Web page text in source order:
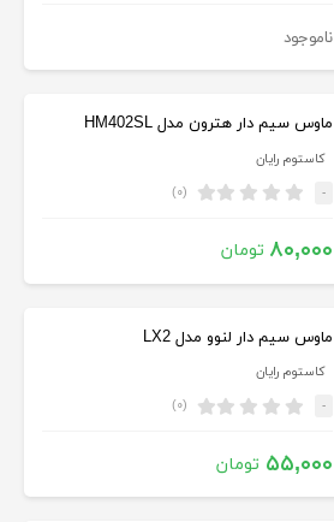
ناموجود
ماوس سیم دار هترون مدل HM402SL
کاستوم رایان
- (۰)
۸۰,۰۰۰ تومان
ماوس سیم دار لنوو مدل LX2
کاستوم رایان
- (۰)
۵۵,۰۰۰ تومان